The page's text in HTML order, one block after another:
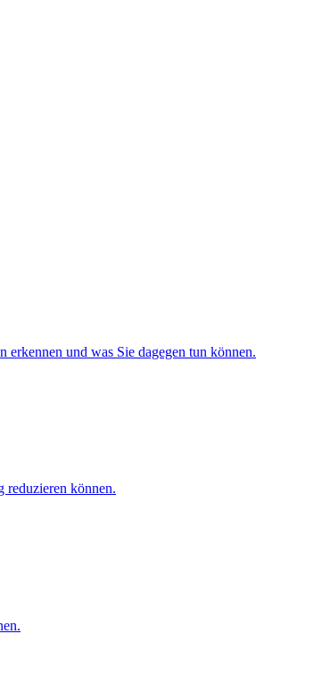
erkennen und was Sie dagegen tun können.
reduzieren können.